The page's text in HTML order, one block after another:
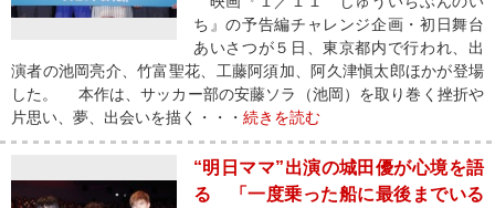
ち』の予告編チャレンジ企画・初日舞台
あいさつが５日、東京都内で行われ、出
演者の池岡亮介、竹富聖花、工藤阿須加、阿久津愼太郎ほかが登場
した。 本作は、サッカー部の安藤ソラ（池岡）を取り巻く挫折や
片思い、夢、出会いを描く・・・ 続きを読む
“明日ママ”出演の城田優が心境を語
る 「一度乗った船に最後までいる